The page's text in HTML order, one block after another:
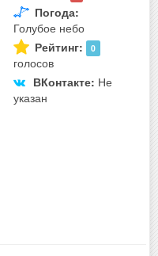
Погода:
Голубое небо
Рейтинг: 0
голосов
ВКонтакте: Не
указан